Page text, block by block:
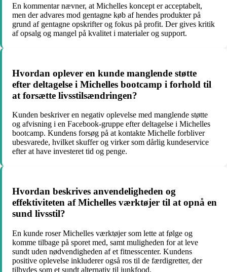
En kommentar nævner, at Michelles koncept er acceptabelt,
men der advares mod gentagne køb af hendes produkter på
grund af gentagne opskrifter og fokus på profit. Der gives kritik
af opsalg og mangel på kvalitet i materialer og support.
Hvordan oplever en kunde manglende støtte
efter deltagelse i Michelles bootcamp i forhold til
at forsætte livsstilsændringen?
Kunden beskriver en negativ oplevelse med manglende støtte
og afvisning i en Facebook-gruppe efter deltagelse i Michelles
bootcamp. Kundens forsøg på at kontakte Michelle forbliver
ubesvarede, hvilket skuffer og virker som dårlig kundeservice
efter at have investeret tid og penge.
Hvordan beskrives anvendeligheden og
effektiviteten af Michelles værktøjer til at opnå en
sund livsstil?
En kunde roser Michelles værktøjer som lette at følge og
komme tilbage på sporet med, samt muligheden for at leve
sundt uden nødvendigheden af et fitnesscenter. Kundens
positive oplevelse inkluderer også ros til de færdigretter, der
tilbydes som et sundt alternativ til junkfood.